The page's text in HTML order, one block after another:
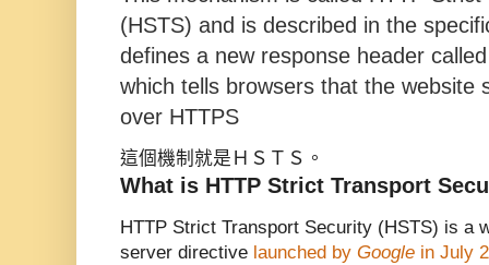
(HSTS) and is described in the
defines a new response header
which tells browsers that the website
over HTTPS
這個機制就是ＨＳＴＳ。
What is HTTP Strict Transport
HTTP Strict Transport Security (HSTS) is a
server directive launched by Google in July